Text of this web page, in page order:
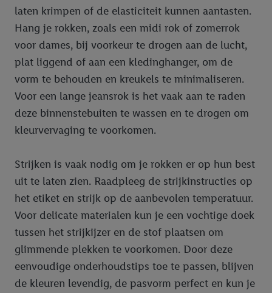
laten krimpen of de elasticiteit kunnen aantasten.
Hang je rokken, zoals een midi rok of zomerrok
voor dames, bij voorkeur te drogen aan de lucht,
plat liggend of aan een kledinghanger, om de
vorm te behouden en kreukels te minimaliseren.
Voor een lange jeansrok is het vaak aan te raden
deze binnenstebuiten te wassen en te drogen om
kleurvervaging te voorkomen.
Strijken is vaak nodig om je rokken er op hun best
uit te laten zien. Raadpleeg de strijkinstructies op
het etiket en strijk op de aanbevolen temperatuur.
Voor delicate materialen kun je een vochtige doek
tussen het strijkijzer en de stof plaatsen om
glimmende plekken te voorkomen. Door deze
eenvoudige onderhoudstips toe te passen, blijven
de kleuren levendig, de pasvorm perfect en kun je